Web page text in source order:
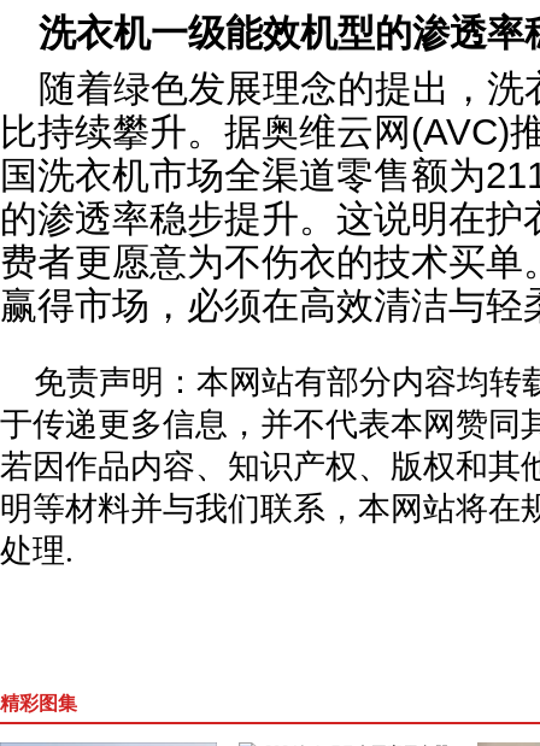
洗衣机一级能效机型的渗透率
随着绿色发展理念的提出，
比持续攀升。据奥维云网(AVC)
国洗衣机市场全渠道零售额为
的渗透率稳步提升。这说明在
费者更愿意为不伤衣的技术买
赢得市场，必须在高效清洁与
免责声明：本网站有部分内容均转
于传递更多信息，并不代表本网赞同
若因作品内容、知识产权、版权和其
明等材料并与我们联系，本网站将在
处理.
精彩图集